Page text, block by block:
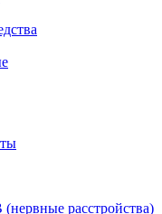
расстройства)